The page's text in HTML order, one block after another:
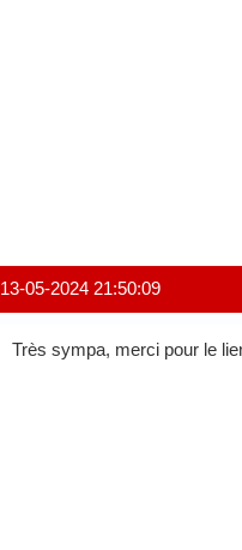
13-05-2024 21:50:09
Très sympa, merci pour le